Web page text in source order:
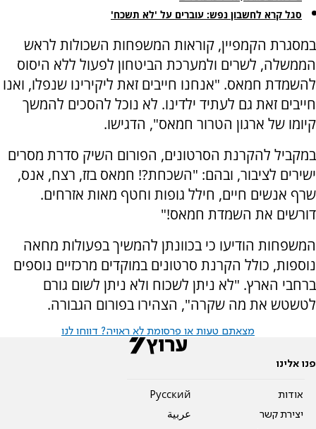
סגל קרא לחשבון נפש: עוברים על 'לא תשכח'
במסגרת הקמפיין, קוראות המשפחות השכולות לראש
הממשלה, לשרים ולמערכת הביטחון לפעול ללא היסוס
להשמדת חמאס. "אנחנו חייבים זאת ליקירינו שנפלו, ואנו
חייבים זאת גם לעתיד ילדינו. לא נוכל להסכים להמשך
קיומו של ארגון הטרור חמאס", הדגישו.
במקביל להקרנת הסרטונים, הפורום השיק סדרת מסרים
ישירים לציבור, ובהם: "השכחת?! חמאס בזז, רצח, אנס,
שרף אנשים חיים, חילל גופות וחטף מאות אזרחים.
דורשים את השמדת חמאס!"
המשפחות הודיעו כי בכוונתן להמשיך בפעולות מחאה
נוספות, כולל הקרנת סרטונים במוקדים מרכזיים נוספים
ברחבי הארץ. "לא ניתן לשכוח ולא ניתן לשום גורם
לטשטש את מה שקרה", הצהירו בפורום הגבורה.
מצאתם טעות או פרסומת לא ראויה? דווחו לנו
פנו אלינו
אודות
יצירת קשר
Pусский
عربية